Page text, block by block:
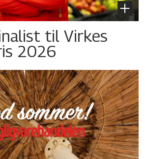
til Virkes
2026